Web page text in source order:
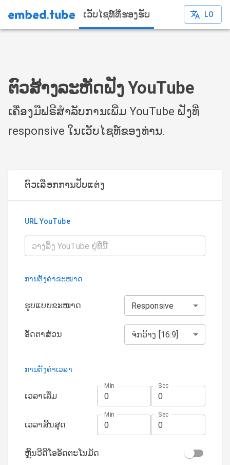
ເວັບໄຊທ໌ທີ່ຮອງຮັບ LO
ຕົວສ້າງລະຫັດຝັງ YouTube
ເຄື່ອງມືຟຣີສໍາລັບການເພີ່ມ YouTube ຝັງທີ່
responsive ໃນເວັບໄຊທ໌ຂອງທ່ານ.
ຕົວເລືອກການປັບແຕ່ງ
URL YouTube
ການຕັ້ງຄ່າຂະໜາດ
ຮູບແບບຂະໜາດ Responsive
ອັດຕາສ່ວນ ຈໍກວ້າງ [16:9]
ການຕັ້ງຄ່າເວລາ
ເວລາເລີ່ມ
Min Sec
ເວລາສິ້ນສຸດ
Min Sec
ຫຼິ້ນວີດີໂອອັດຕະໂນມັດ